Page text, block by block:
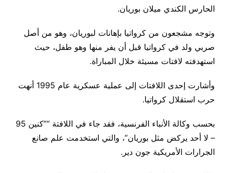
الحارس الكندي ميلان بوريان.
وتوجه مشجعون من كرواتيا بإهانات لبوريان، وهو من أصل
صربي ولد في كرواتيا قبل أن يفر منها وهو طفل، حيث
استهدفته لافتات مسيئة خلال المباراة.
وأشارت إحدى اللافتات إلى عملية عسكرية عام 1995 أنهت
حرب استقلال كرواتيا.
بحسب وكالة الأنباء الفرنسية، فقد جاء في اللافتة “”كنين 95
– لا أحد يركض مثل بوريان”، والتي استخدمت علم صانع
الجرارات الأمريكية جون دير.